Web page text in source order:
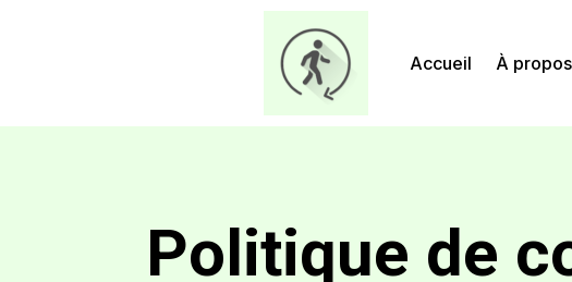
Accueil À propos
Politique de